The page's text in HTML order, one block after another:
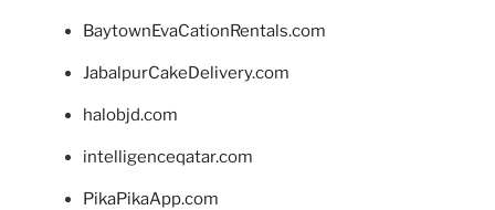
BaytownEvaCationRentals.com
JabalpurCakeDelivery.com
halobjd.com
intelligenceqatar.com
PikaPikaApp.com